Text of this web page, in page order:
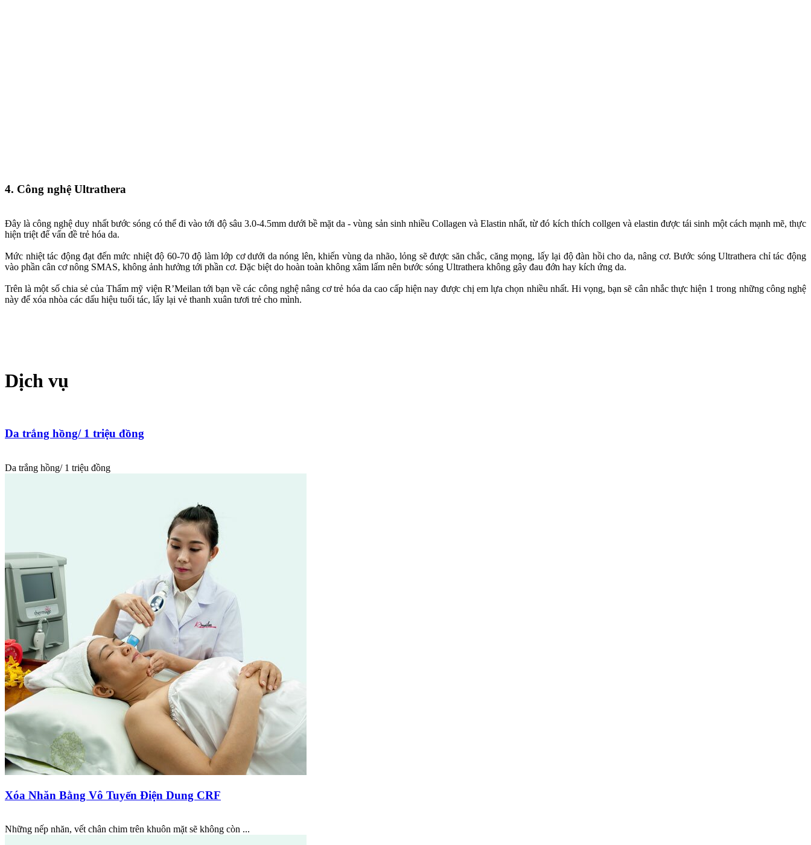
4. Công nghệ Ultrathera
Đây là công nghệ duy nhất bước sóng có thể đi vào tới độ sâu 3.0-4.5mm dưới bề mặt da - vùng sản sinh nhiều Collagen và Elastin nhất, từ đó kích thích collgen và elastin được tái sinh một cách mạnh mẽ, thực
hiện triệt để vấn đề trẻ hóa da.
Mức nhiệt tác động đạt đến mức nhiệt độ 60-70 độ làm lớp cơ dưới da nóng lên, khiến vùng da nhão, lỏng sẽ được săn chắc, căng mọng, lấy lại độ đàn hồi cho da, nâng cơ. Bước sóng Ultrathera chỉ tác động
vào phần cân cơ nông SMAS, không ảnh hưởng tới phần cơ. Đặc biệt do hoàn toàn không xâm lấm nên bước sóng Ultrathera không gây đau đớn hay kích ứng da.
Trên là một số chia sẻ của Thẩm mỹ viện R’Meilan tới bạn về các công nghệ nâng cơ trẻ hóa da cao cấp hiện nay được chị em lựa chọn nhiều nhất. Hi vọng, bạn sẽ cân nhắc thực hiện 1 trong những công nghệ
này để xóa nhòa các dấu hiệu tuổi tác, lấy lại vẻ thanh xuân tươi trẻ cho mình.
Dịch vụ
Da trắng hồng/ 1 triệu đồng
Da trắng hồng/ 1 triệu đồng
Xóa Nhăn Bằng Vô Tuyến Điện Dung CRF
Những nếp nhăn, vết chân chim trên khuôn mặt sẽ không còn ...